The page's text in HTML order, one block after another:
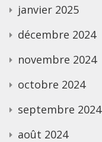
janvier 2025
décembre 2024
novembre 2024
octobre 2024
septembre 2024
août 2024